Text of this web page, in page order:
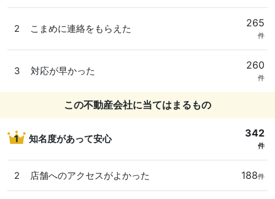
2 こまめに連絡をもらえた 265
件
3 対応が早かった 260
件
この不動産会社に当てはまるもの
1 知名度があって安心 342
件
2 店舗へのアクセスがよかった 188件